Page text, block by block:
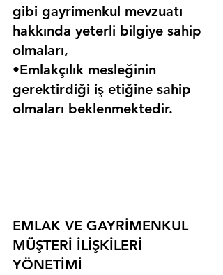
gibi gayrimenkul mevzuatı
hakkında yeterli bilgiye sahip
olmaları,
•Emlakçılık mesleğinin
gerektirdiği iş etiğine sahip
olmaları beklenmektedir.
EMLAK VE GAYRİMENKUL
MÜŞTERİ İLİŞKİLERİ
YÖNETİMİ